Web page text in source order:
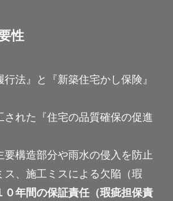
性
行法』と『新築住宅かし保険』
された『住宅の品質確保の促進
要構造部分や雨水の侵入を防止
ス、施工ミスによる欠陥（瑕
０年間の保証責任（瑕疵担保責